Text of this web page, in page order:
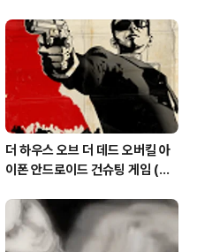
폰 테이크HD Android Emul G
ame)
더 하우스 오브 더 데드 오버킬 아
이폰 안드로이드 건슈팅 게임 (Ho
- The Lost Reels)